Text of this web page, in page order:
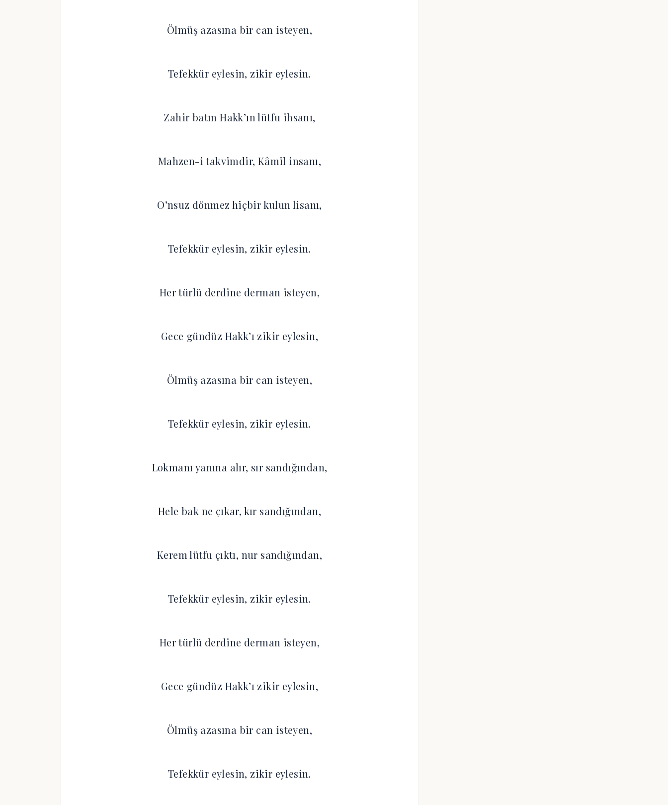
Ölmüş azasına bir can isteyen,
Tefekkür eylesin, zikir eylesin.
Zahir batın Hakk’ın lütfu ihsanı,
Mahzen-i takvimdir, Kâmil insanı,
O’nsuz dönmez hiçbir kulun lisanı,
Tefekkür eylesin, zikir eylesin.
Her türlü derdine derman isteyen,
Gece gündüz Hakk’ı zikir eylesin,
Ölmüş azasına bir can isteyen,
Tefekkür eylesin, zikir eylesin.
Lokmanı yanına alır, sır sandığından,
Hele bak ne çıkar, kır sandığından,
Kerem lütfu çıktı, nur sandığından,
Tefekkür eylesin, zikir eylesin.
Her türlü derdine derman isteyen,
Gece gündüz Hakk’ı zikir eylesin,
Ölmüş azasına bir can isteyen,
Tefekkür eylesin, zikir eylesin.